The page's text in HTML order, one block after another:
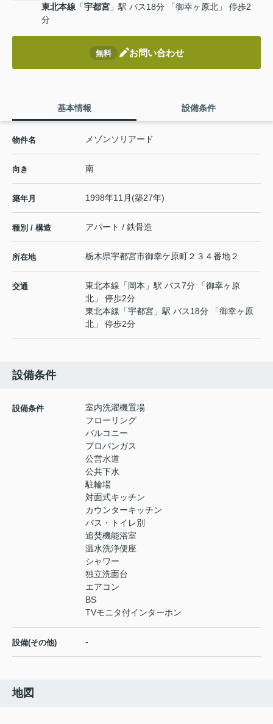
東北本線 「宇都宮 」駅 バス18分 「御幸ヶ原北」 停歩2
分
無料 お問い合わせ
基本情報 設備条件
物件名 メゾンソリアード
向き 南
築年月 1998年11月(築27年)
種別 / 構造 アパート / 鉄骨造
所在地 栃木県宇都宮市御幸ケ原町２３４番地２
交通 東北本線 「 岡本 」駅 バス7分 「御幸ヶ原
北」 停歩2分
東北本線 「宇都宮 」駅 バス18分 「御幸ヶ原
北」 停歩2分
設備条件
設備条件
室内洗濯機置場
フローリング
バルコニー
プロパンガス
公営水道
公共下水
駐輪場
対面式キッチン
カウンターキッチン
バス・トイレ別
追焚機能浴室
温水洗浄便座
シャワー
独立洗面台
エアコン
BS
TVモニタ付インターホン
設備(その他) -
地図